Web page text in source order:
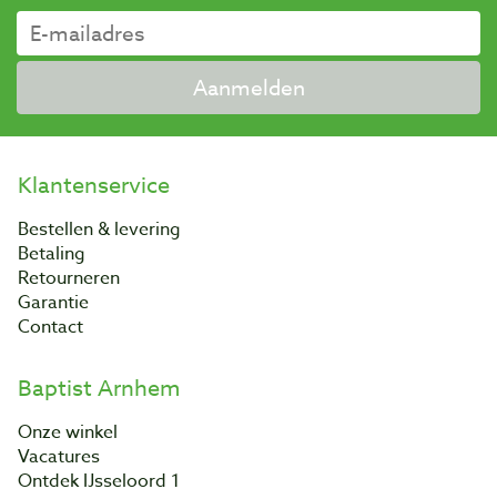
Aanmelden
Klantenservice
Bestellen & levering
Betaling
Retourneren
Garantie
Contact
Baptist Arnhem
Onze winkel
Vacatures
Ontdek IJsseloord 1